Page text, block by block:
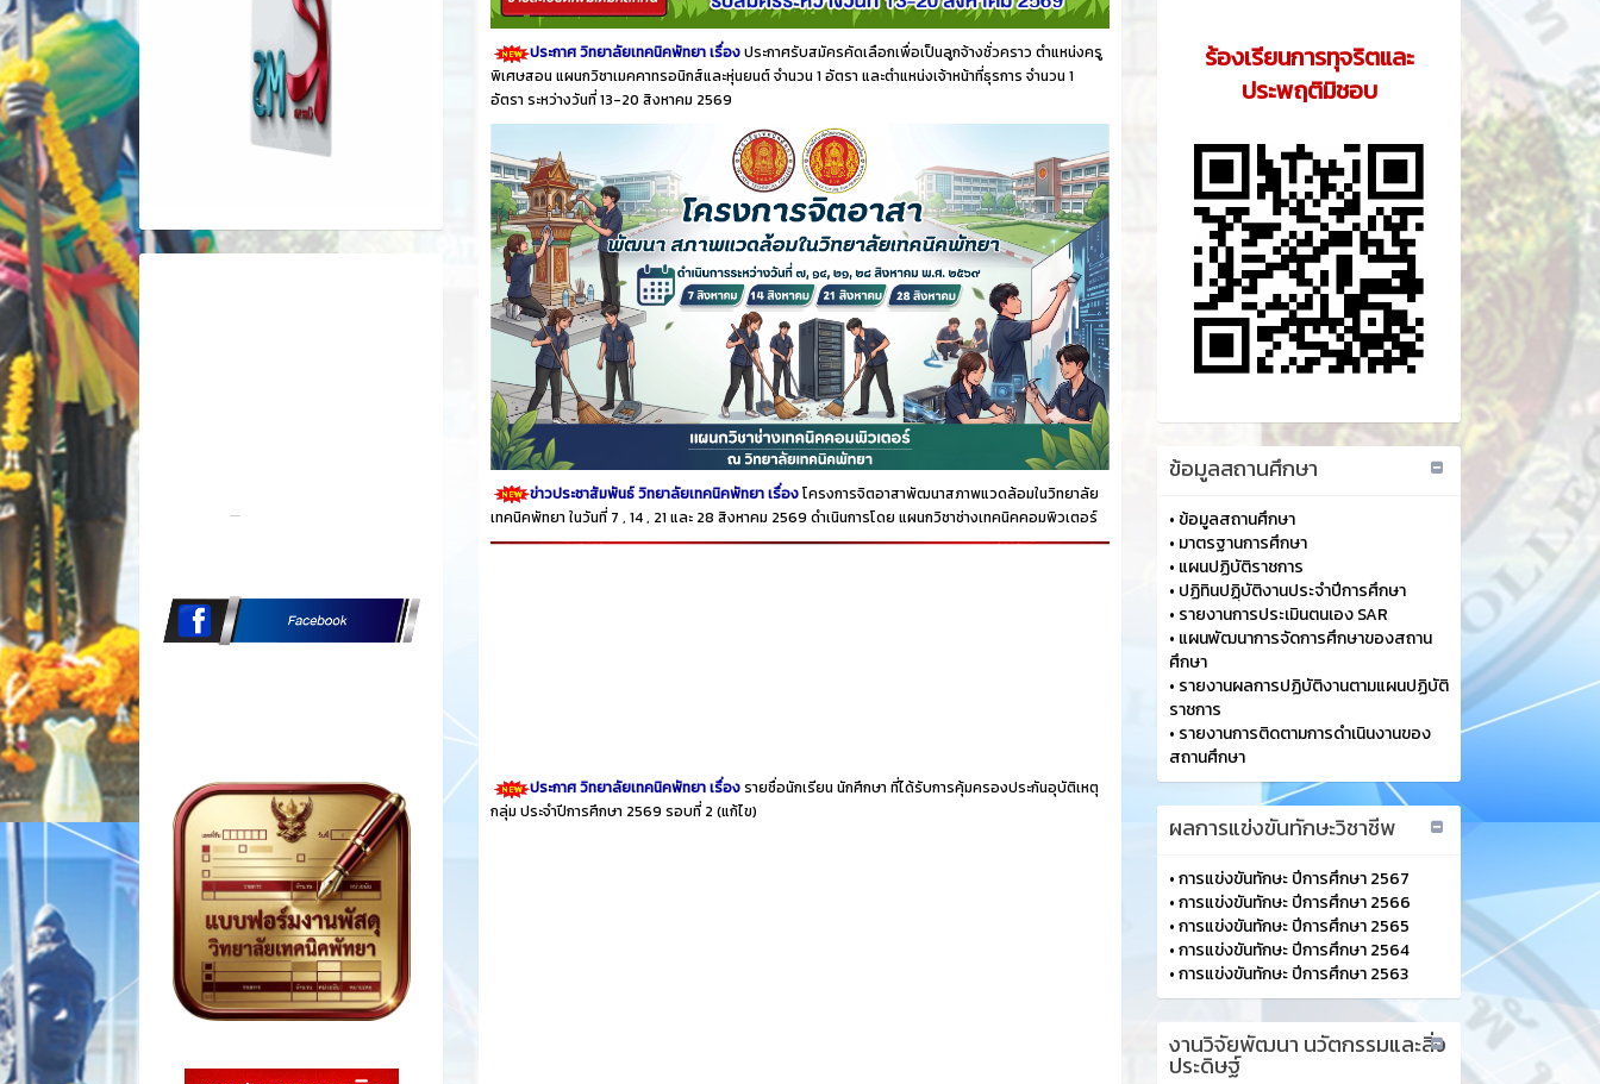
ประกาศ วิทยาลัยเทคนิคพัทยา เรื่องประกาศรับสมัครคัดเลือกเพื่อเป็นลูกจ้างชั่วคราว ตำแหน่งครู
พิเศษสอน แผนกวิชาเมคคาทรอนิกส์และหุ่นยนต์ จำนวน 1 อัตรา และตำแหน่งเจ้าหน้าที่ธุรการ จำนวน 1
อัตรา ระหว่างวันที่ 13-20 สิงหาคม 2569
ข่าวประชาสัมพันธ์ วิทยาลัยเทคนิคพัทยา เรื่องโครงการจิตอาสาพัฒนาสภาพแวดล้อมในวิทยาลัย
เทคนิคพัทยา ในวันที่ 7 , 14 , 21 และ 28 สิงหาคม 2569 ดำเนินการโดย แผนกวิชาช่างเทคนิคคอมพิวเตอร์
ประกาศ วิทยาลัยเทคนิคพัทยา เรื่องรายชื่อนักเรียน นักศึกษา ที่ได้รับการคุ้มครองประกันอุบัติเหตุ
กลุ่ม ประจำปีการศึกษา 2569 รอบที่ 2 (แก้ไข)
ร้องเรียนการทุจริตและ
ประพฤติมิชอบ
ข้อมูลสถานศึกษา
• ข้อมูลสถานศึกษา
• มาตรฐานการศึกษา
• แผนปฏิบัติราชการ
• ปฏิทินปฏฺิบัติงานประจำปีการศึกษา
• รายงานการประเมินตนเอง SAR
• แผนพัฒนาการจัดการศึกษาของสถาน
ศึกษา
• รายงานผลการปฏิบัติงานตามแผนปฏิบัติ
ราชการ
• รายงานการติดตามการดำเนินงานของ
สถานศึกษา
ผลการแข่งขันทักษะวิชาชีพ
•การแข่งขันทักษะ ปีการศึกษา 2567
•การแข่งขันทักษะ ปีการศึกษา 2566
•การแข่งขันทักษะ ปีการศึกษา 2565
•การแข่งขันทักษะ ปีการศึกษา 2564
•การแข่งขันทักษะ ปีการศึกษา 2563
งานวิจัยพัฒนา นวัตกรรมและสิ่ง
ประดิษฐ์